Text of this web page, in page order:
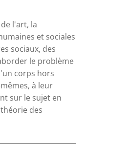
l'art, la
et sociales
sociaux, des
le problème
corps hors
à leur
sur le sujet en
des